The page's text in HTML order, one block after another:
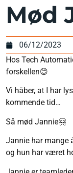
Mød
06/12/2023
Hos Tech
forskellen😊
Vi håber, at I har
kommende tid…
Så mød Jannie🤗
Jannie har mange
og hun har været